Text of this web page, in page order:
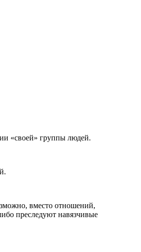
«своей» группы людей.
вместо отношений,
преследуют навязчивые